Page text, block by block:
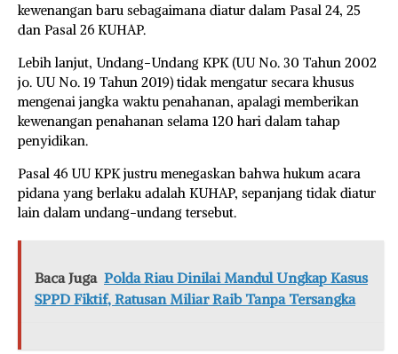
kewenangan baru sebagaimana diatur dalam Pasal 24, 25
dan Pasal 26 KUHAP.
Lebih lanjut, Undang-Undang KPK (UU No. 30 Tahun 2002
jo. UU No. 19 Tahun 2019) tidak mengatur secara khusus
mengenai jangka waktu penahanan, apalagi memberikan
kewenangan penahanan selama 120 hari dalam tahap
penyidikan.
Pasal 46 UU KPK justru menegaskan bahwa hukum acara
pidana yang berlaku adalah KUHAP, sepanjang tidak diatur
lain dalam undang-undang tersebut.
Baca Juga Polda Riau Dinilai Mandul Ungkap Kasus
SPPD Fiktif, Ratusan Miliar Raib Tanpa Tersangka